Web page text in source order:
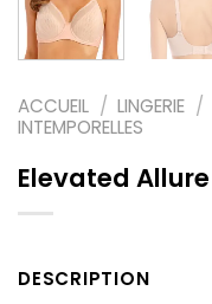
ACCUEIL / LINGERIE /
INTEMPORELLES
Elevated Allure
DESCRIPTION